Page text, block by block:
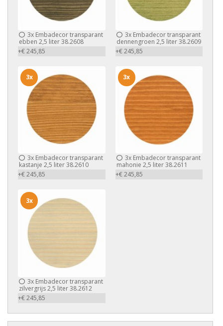
3x Embadecor transparant
ebben 2,5 liter 38.2608
+€ 245,85
3xEmbadecor transparant
dennengroen 2,5 liter 38.2609
+€ 245,85
3x Embadecor transparant
kastanje 2,5 liter 38.2610
+€ 245,85
3x
3xEmbadecor transparant
mahonie 2,5 liter 38.2611
+€ 245,85
3x
3x Embadecor transparant
zilvergrijs 2,5 liter 38.2612
+€ 245,85
3x